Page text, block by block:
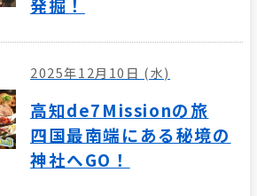
発掘！
2025年12月10日 (水)
高知de7Missionの旅
四国最南端にある秘境の
神社へGO！